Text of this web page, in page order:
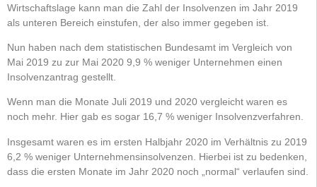
Wirtschaftslage kann man die Zahl der Insolvenzen im Jahr 2019
als unteren Bereich einstufen, der also immer gegeben ist.
Nun haben nach dem statistischen Bundesamt im Vergleich von
Mai 2019 zu zur Mai 2020 9,9 % weniger Unternehmen einen
Insolvenzantrag gestellt.
Wenn man die Monate Juli 2019 und 2020 vergleicht waren es
noch mehr. Hier gab es sogar 16,7 % weniger Insolvenzverfahren.
Insgesamt waren es im ersten Halbjahr 2020 im Verhältnis zu 2019
6,2 % weniger Unternehmensinsolvenzen. Hierbei ist zu bedenken,
dass die ersten Monate im Jahr 2020 noch „normal“ verlaufen sind.